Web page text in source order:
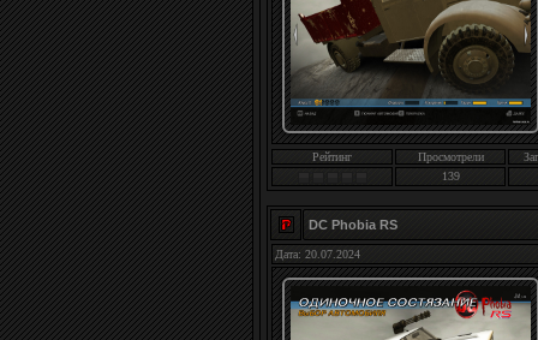
Рейтинг Просмотрели
139
DC Phobia RS
Дата: 20.07.2024